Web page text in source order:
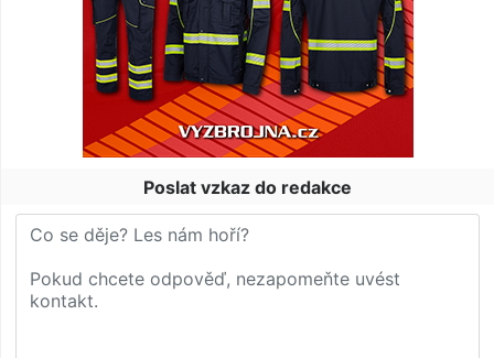
Poslat vzkaz do redakce